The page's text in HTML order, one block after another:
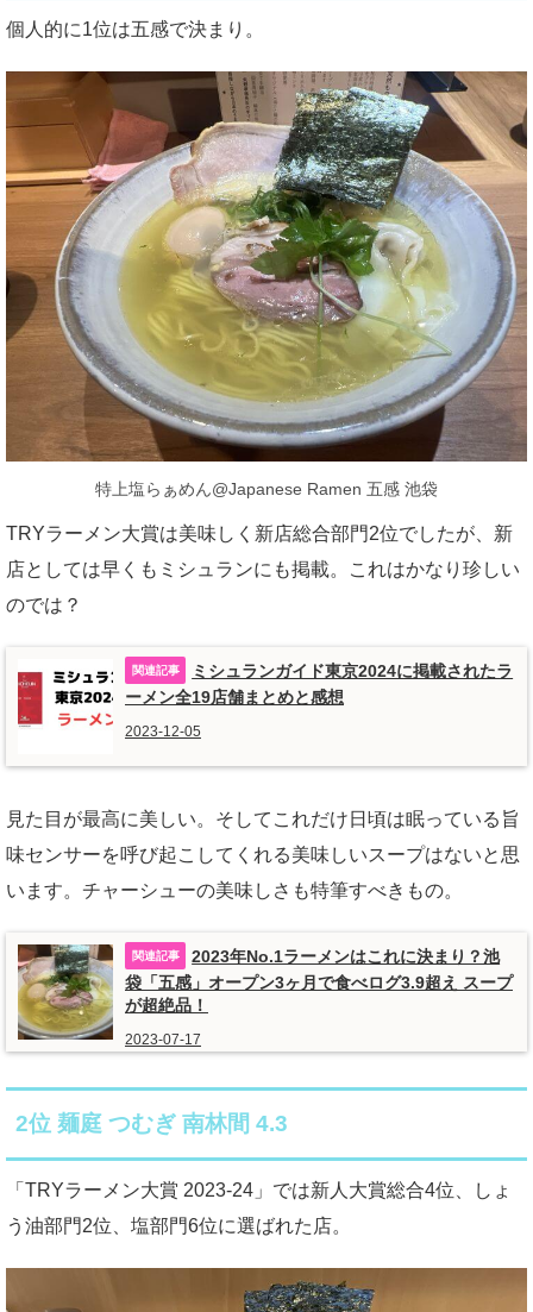
個人的に1位は五感で決まり。
特上塩らぁめん@Japanese Ramen 五感 池袋
TRYラーメン大賞は美味しく新店総合部門2位でしたが、新
店としては早くもミシュランにも掲載。これはかなり珍しい
のでは？
ミシュランガイド東京2024に掲載されたラ
ーメン全19店舗まとめと感想
2023-12-05
見た目が最高に美しい。そしてこれだけ日頃は眠っている旨
味センサーを呼び起こしてくれる美味しいスープはないと思
います。チャーシューの美味しさも特筆すべきもの。
2023年No.1ラーメンはこれに決まり？池
袋「五感」オープン3ヶ月で食べログ3.9超え スープ
が超絶品！
2023-07-17
2位 麺庭 つむぎ 南林間 4.3
「TRYラーメン大賞 2023-24」では新人大賞総合4位、しょ
う油部門2位、塩部門6位に選ばれた店。